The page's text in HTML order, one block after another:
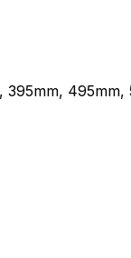
395mm,